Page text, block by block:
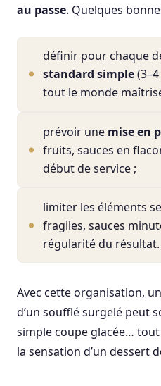
au passe. Quelques
définir pour chaque
standard simple
tout le monde
prévoir une mise en
fruits, sauces en
début de service ;
limiter les éléments
fragiles, sauces
régularité du résultat.
Avec cette organisation,
d’un soufflé surgelé peut
simple coupe glacée…
la sensation d’un dessert